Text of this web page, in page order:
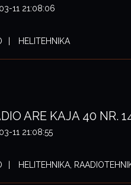
11 21:08:06
HELITEHNIKA
ARE KAJA 40 NR.
11 21:08:55
HELITEHNIKA,